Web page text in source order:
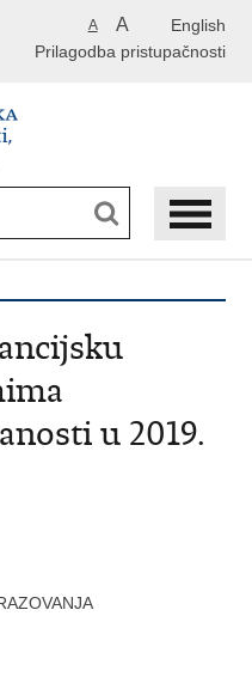
English
A A
Prilagodba pristupačnosti
u 2019.